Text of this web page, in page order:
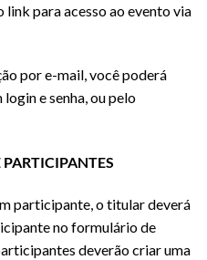
para acesso ao evento via
por e-mail, você poderá
e senha, ou pelo
PARTICIPANTES
participante, o titular deverá
no formulário de
deverão criar uma